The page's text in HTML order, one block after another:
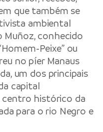
que também se
ambiental
conhecido
Peixe” ou
no píer Manaus
um dos principais
capital
centro histórico da
para o rio Negro e